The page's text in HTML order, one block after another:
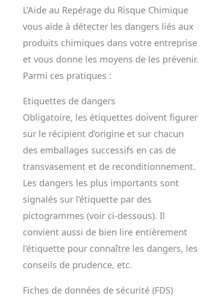
L’Aide au Repérage du Risque Chimique
vous aide à détecter les dangers liés aux
produits chimiques dans votre entreprise
et vous donne les moyens de les prévenir.
Parmi ces pratiques :
Etiquettes de dangers
Obligatoire, les étiquettes doivent figurer
sur le récipient d’origine et sur chacun
des emballages successifs en cas de
transvasement et de reconditionnement.
Les dangers les plus importants sont
signalés sur l’étiquette par des
pictogrammes (voir ci-dessous). Il
convient aussi de bien lire entièrement
l’étiquette pour connaître les dangers, les
conseils de prudence, etc.
Fiches de données de sécurité (FDS)